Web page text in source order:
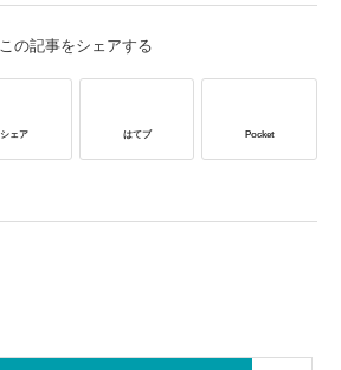
この記事をシェアする
シェア はてブ Pocket